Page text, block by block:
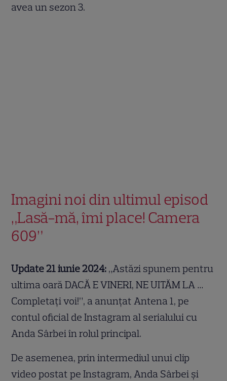
avea un sezon 3.
Imagini noi din ultimul episod
„Lasă-mă, îmi place! Camera
609”
Update 21 iunie 2024: „Astăzi spunem pentru
ultima oară DACĂ E VINERI, NE UITĂM LA …
Completați voi!”, a anunțat Antena 1, pe
contul oficial de Instagram al serialului cu
Anda Sârbei în rolul principal.
De asemenea, prin intermediul unui clip
video postat pe Instagram, Anda Sârbei și